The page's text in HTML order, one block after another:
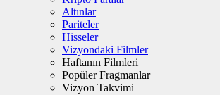
Altınlar
Pariteler
Hisseler
Vizyondaki Filmler
Haftanın Filmleri
Popüler Fragmanlar
Vizyon Takvimi